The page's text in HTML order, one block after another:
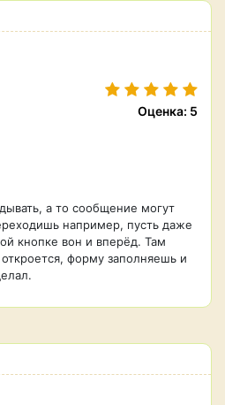
Оценка: 5
а то сообщение могут
например, пусть даже
кнопке вон и вперёд. Там
форму заполняешь и